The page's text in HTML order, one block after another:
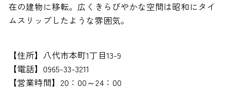
在の建物に移転。広くきらびやかな空間は昭和にタイ
ムスリップしたような雰囲気。
【住所】八代市本町1丁目13-9
【電話】0965-33-3211
【営業時間】20：00～24：00